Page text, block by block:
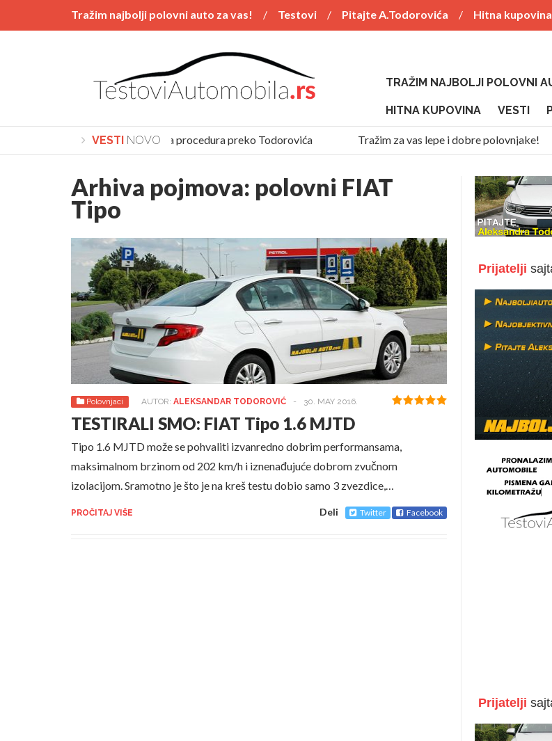
Tražim najbolji polovni auto za vas! Testovi Pitajte A.Todorovića
Hitna kupovina
Vesti
POSTAVI PITANJE Polovnjaci
TRAŽIM NAJBOLJI POLOVNI
HITNA KUPOVINA VESTI
VESTI NOVO
Kupovina automobila procedura preko Todorovića Tražim za vas lepe i dobre polovnjake!
Arhiva pojmova: polovni FIAT
Tipo
Polovnjaci AUTOR: ALEKSANDAR TODOROVIĆ - 30. MAY 2016.
TESTIRALI SMO: FIAT Tipo 1.6 MJTD
Tipo 1.6 MJTD može se pohvaliti izvanredno dobrim performansama,
maksimalnom brzinom od 202 km/h i iznenađujuće dobrom zvučnom
izolacijom. Sramotno je što je na kreš testu dobio samo 3 zvezdice,…
PROČITAJ VIŠE Deli Twitter Facebook
Prijatelji
Prijatelji